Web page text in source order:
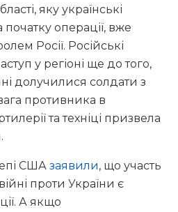
яку українські
операції, вже
Росії. Російські
у регіоні ще до того,
долучилися солдати з
противника в
та техніці призвела
США заявили, що участь
проти України є
А якщо